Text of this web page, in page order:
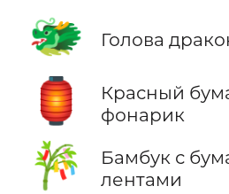
🐲 Голова
🏮
Красный
фонарик
🎋
Бамбук с
лентами